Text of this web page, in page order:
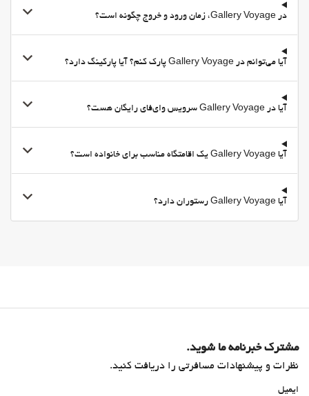
اتاق جلسه
وای-فای
وای‌فای رایگان
اینترنت
خدمات خانه داری
رختشویی
در Gallery Voyage، زمان ورود و خروج چگونه است؟
آیا می‌توانم در Gallery Voyage پارک کنم؟ آیا پارکینگ دارد؟
آیا در Gallery Voyage سرویس وای‌فای رایگان هست؟
آیا Gallery Voyage یک اقامتگاه مناسب برای خانواده است؟
آیا Gallery Voyage رستوران دارد؟
مشترک خبرنامه ما شوید.
نظرات و پیشنهادات مسافرتی را دریافت کنید.
ایمیل